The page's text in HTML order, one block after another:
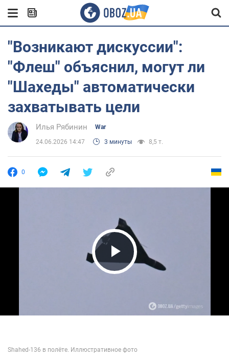
"Возникают дискуссии":
"Флеш" объяснил, могут ли
"Шахеды" автоматически
захватывать цели
Илья Рябинин War
24.06.2026 14:47 3 минуты 8,5 т.
0
Play Video